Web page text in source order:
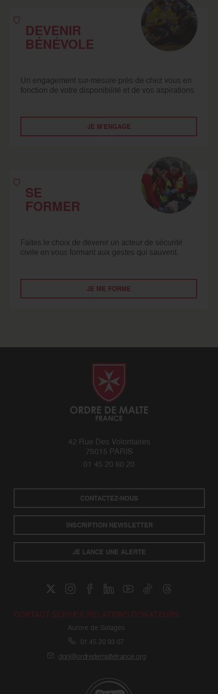
DEVENIR
BÉNÉVOLE
Un engagement sur-mesure près de chez vous en
fonction de votre disponibilité et de vos aspirations.
JE M'ENGAGE
SE
FORMER
Faites le choix de devenir un acteur de sécurité
civile en vous formant aux gestes qui sauvent.
JE ME FORME
42 Rue Des Volontaires
75015 PARIS
01 45 20 80 20
CONTACTEZ-NOUS
INSCRIPTION NEWSLETTER
JE LANCE UNE ALERTE
CONTACT SERVICE RELATIONS DONATEURS
Aurore de Solages
01 45 20 93 07
don@ordredemaltefrance.org